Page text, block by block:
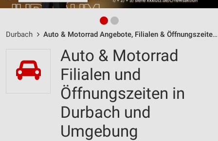
Durbach Auto & Motorrad Angebote, Filialen & Öffnungszeiten
Auto & Motorrad
Filialen und
Öffnungszeiten in
Durbach und
Umgebung